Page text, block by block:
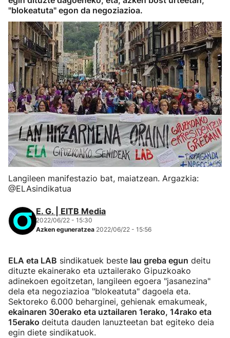
"blokeatuta" egon da negoziazioa.
Langileen manifestazio bat, maiatzean. Argazkia:
@ELAsindikatua
E. G. | EITB Media
2022/06/22 - 15:30
Azken eguneratzea 2022/06/22 - 15:56
ELA eta LAB sindikatuek beste lau greba egun deitu
dituzte ekainerako eta uztailerako Gipuzkoako
adinekoen egoitzetan, langileen egoera "jasanezina"
dela eta negoziazioa "blokeatuta" dagoela eta.
Sektoreko 6.000 beharginei, gehienak emakumeak,
ekainaren 30erako eta uztailaren 1erako, 14rako eta
15erako deituta dauden lanuzteetan bat egiteko deia
egin diete sindikatuok.